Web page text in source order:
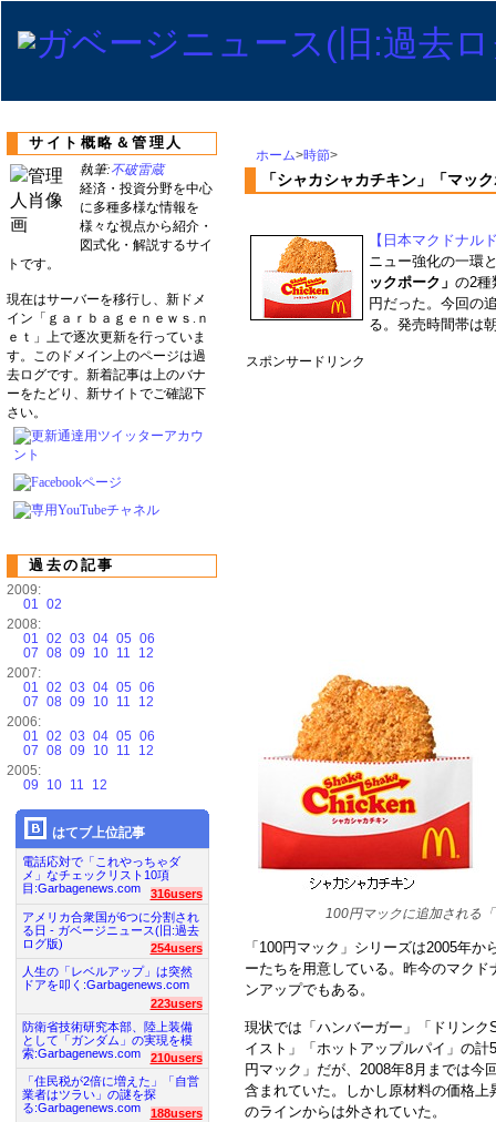
ホーム>時節>
「シャカシャカチキン」「マッ
【日本マクドナル
ニュー強化の一環
ックポーク」 の2種
円だった。今回の
る。発売時間帯は
スポンサードリンク
100円マックに追加される
「100円マック」シリーズは2005年
ーたちを用意している。昨今のマク
ンアップでもある。
現状では「ハンバーガー」「ドリン
イスト」「ホットアップルパイ」の
円マック」だが、2008年8月までは今
含まれていた。しかし原材料の価格
のラインからは外されていた。
サイト概略＆管理人
執筆:不破雷蔵
経済・投資分野を中心
に多種多様な情報を
様々な視点から紹介・
図式化・解説するサイ
トです。
現在はサーバーを移行し、新ドメ
イン「ｇａｒｂａｇｅｎｅｗｓ.ｎ
ｅｔ」上で逐次更新を行っていま
す。このドメイン上のページは過
去ログです。新着記事は上のバナ
ーをたどり、新サイトでご確認下
さい。
過去の記事
2009:
01 02
2008:
01 02 03 04 05 06
07 08 09 10 11
12
2007:
01 02 03 04 05 06
07 08 09 10 11
12
2006:
01 02 03 04 05 06
07 08 09 10 11
12
2005:
09
10 11 12
はてブ上位記事
電話応対で「これやっちゃダ
メ」なチェックリスト10項
目:Garbagenews.com
316users
アメリカ合衆国が6つに分割され
る日 - ガベージニュース(旧:過去
ログ版)
254users
人生の「レベルアップ」は突然
ドアを叩く:Garbagenews.com
223users
防衛省技術研究本部、陸上装備
として「ガンダム」の実現を模
索:Garbagenews.com
210users
「住民税が2倍に増えた」「自営
業者はツラい」の謎を探
る:Garbagenews.com
188users